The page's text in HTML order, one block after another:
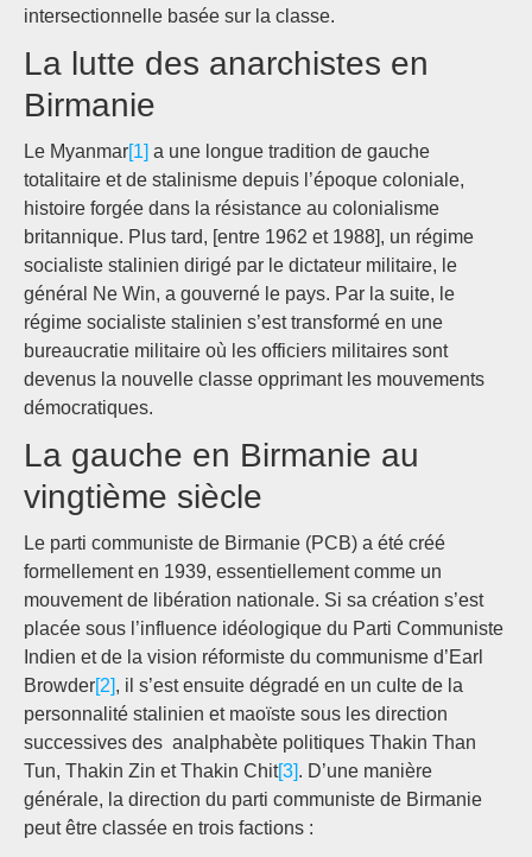
intersectionnelle basée sur la classe.
La lutte des anarchistes en
Birmanie
Le Myanmar[1] a une longue tradition de gauche
totalitaire et de stalinisme depuis l’époque coloniale,
histoire forgée dans la résistance au colonialisme
britannique. Plus tard, [entre 1962 et 1988], un régime
socialiste stalinien dirigé par le dictateur militaire, le
général Ne Win, a gouverné le pays. Par la suite, le
régime socialiste stalinien s’est transformé en une
bureaucratie militaire où les officiers militaires sont
devenus la nouvelle classe opprimant les mouvements
démocratiques.
La gauche en Birmanie au
vingtième siècle
Le parti communiste de Birmanie (PCB) a été créé
formellement en 1939, essentiellement comme un
mouvement de libération nationale. Si sa création s’est
placée sous l’influence idéologique du Parti Communiste
Indien et de la vision réformiste du communisme d’Earl
Browder[2], il s’est ensuite dégradé en un culte de la
personnalité stalinien et maoïste sous les direction
successives des analphabète politiques Thakin Than
Tun, Thakin Zin et Thakin Chit[3]. D’une manière
générale, la direction du parti communiste de Birmanie
peut être classée en trois factions :